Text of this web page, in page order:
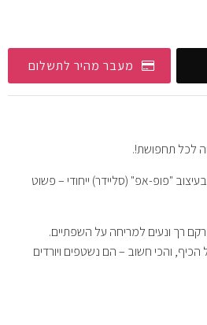
מעבר מהיר לתשלום
לכל תחפושת!.
בעיצוב "פופ-אפ" (סליידר) ייחודי – פשוט
רך ונעים למריחה על השפתיים.
והכי חשוב – הם נשטפים ויורדים